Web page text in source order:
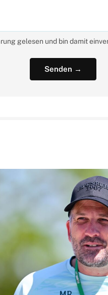
gelesen und bin damit